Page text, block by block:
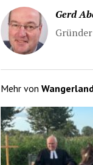
Gerd
Mehr von